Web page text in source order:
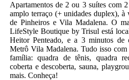
Apartamentos de 2 ou 3 suítes com
amplo terraço (+ unidades duplex), à
de Pinheiros e Vila Madalena. O
LifeStyle Boutique by Trisul está
Heitor Penteado, e a 3 minutos
Metrô Vila Madalena. Tudo isso com
família: quadra de tênis, quadra
coberta e descoberta, sauna,
mais. Conheça!